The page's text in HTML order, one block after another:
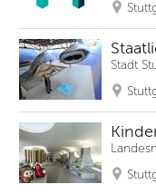
Stadt